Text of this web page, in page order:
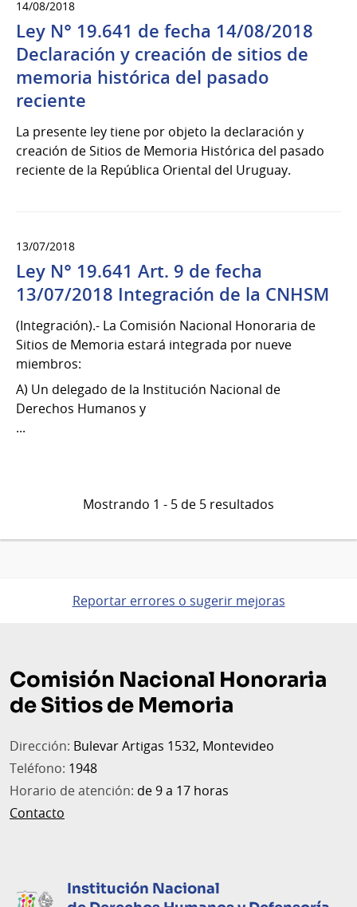
14/08/2018
Ley N° 19.641 de fecha 14/08/2018
Declaración y creación de sitios de
memoria histórica del pasado
reciente
La presente ley tiene por objeto la declaración y
creación de Sitios de Memoria Histórica del pasado
reciente de la República Oriental del Uruguay.
13/07/2018
Ley N° 19.641 Art. 9 de fecha
13/07/2018 Integración de la CNHSM
(Integración).- La Comisión Nacional Honoraria de
Sitios de Memoria estará integrada por nueve
miembros:
A) Un delegado de la Institución Nacional de
Derechos Humanos y
...
Mostrando 1 - 5 de 5 resultados
Reportar errores o sugerir mejoras
de
página
Comisión Nacional Honoraria
de Sitios de Memoria
Dirección: Bulevar Artigas 1532, Montevideo
Teléfono: 1948
Horario de atención: de 9 a 17 horas
Contacto
Institución Nacional